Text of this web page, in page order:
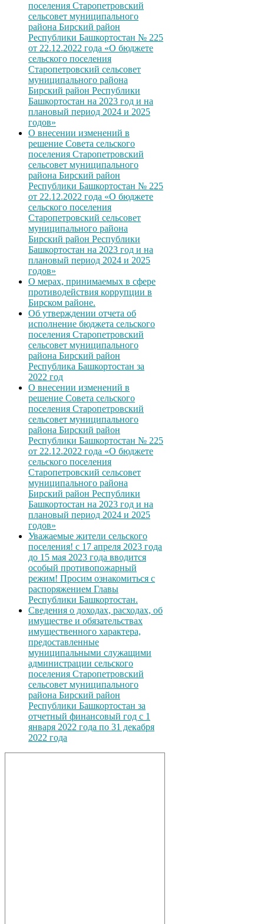
поселения Старопетровский
сельсовет муниципального
района Бирский район
Республики Башкортостан № 225
от 22.12.2022 года «О бюджете
сельского поселения
Старопетровский сельсовет
муниципального района
Бирский район Республики
Башкортостан на 2023 год и на
плановый период 2024 и 2025
годов»
О внесении изменений в
решение Совета сельского
поселения Старопетровский
сельсовет муниципального
района Бирский район
Республики Башкортостан № 225
от 22.12.2022 года «О бюджете
сельского поселения
Старопетровский сельсовет
муниципального района
Бирский район Республики
Башкортостан на 2023 год и на
плановый период 2024 и 2025
годов»
О мерах, принимаемых в сфере
противодействия коррупции в
Бирском районе.
Об утверждении отчета об
исполнение бюджета сельского
поселения Старопетровский
сельсовет муниципального
района Бирский район
Республика Башкортостан за
2022 год
О внесении изменений в
решение Совета сельского
поселения Старопетровский
сельсовет муниципального
района Бирский район
Республики Башкортостан № 225
от 22.12.2022 года «О бюджете
сельского поселения
Старопетровский сельсовет
муниципального района
Бирский район Республики
Башкортостан на 2023 год и на
плановый период 2024 и 2025
годов»
Уважаемые жители сельского
поселения! с 17 апреля 2023 года
до 15 мая 2023 года вводится
особый противопожарный
режим! Просим ознакомиться с
распоряжением Главы
Республики Башкортостан.
Сведения о доходах, расходах, об
имуществе и обязательствах
имущественного характера,
предоставленные
муниципальными служащими
администрации сельского
поселения Старопетровский
сельсовет муниципального
района Бирский район
Республики Башкортостан за
отчетный финансовый год с 1
января 2022 года по 31 декабря
2022 года